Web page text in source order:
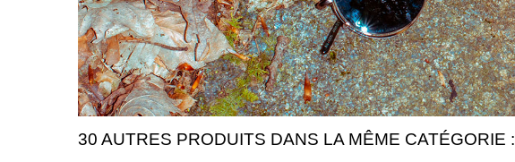
30 AUTRES PRODUITS DANS LA MÊME CATÉGORIE :